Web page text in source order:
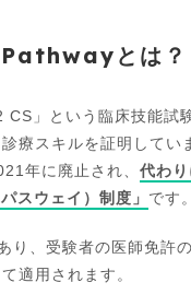
とは？
CS」という臨床技能試
療スキルを証明してい
年に廃止され、代わ
スウェイ）制度」 です。
り、受験者の医師免許
適用されます。